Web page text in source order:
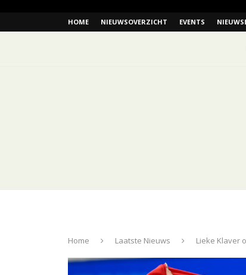
HOME NIEUWSOVERZICHT EVENTS
Home Laatste Nieuws Lieke Klaver